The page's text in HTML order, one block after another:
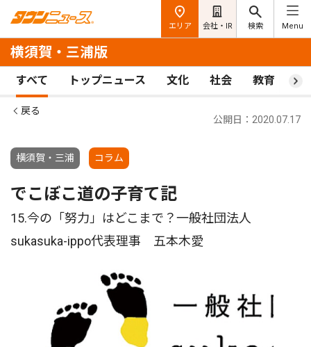
エリア 会社・IR 検索 Menu
横須賀・三浦版
すべて トップニュース 文化 社会 教育 ス
戻る
横須賀・三浦 コラム
公開日：2020.07.17
でこぼこ道の子育て記
15.今の「努力」はどこまで？一般社団法人
sukasuka-ippo代表理事 五本木愛